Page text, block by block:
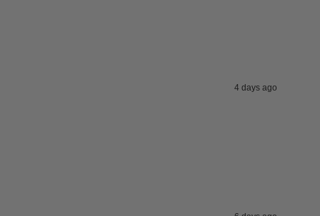
4 days ago